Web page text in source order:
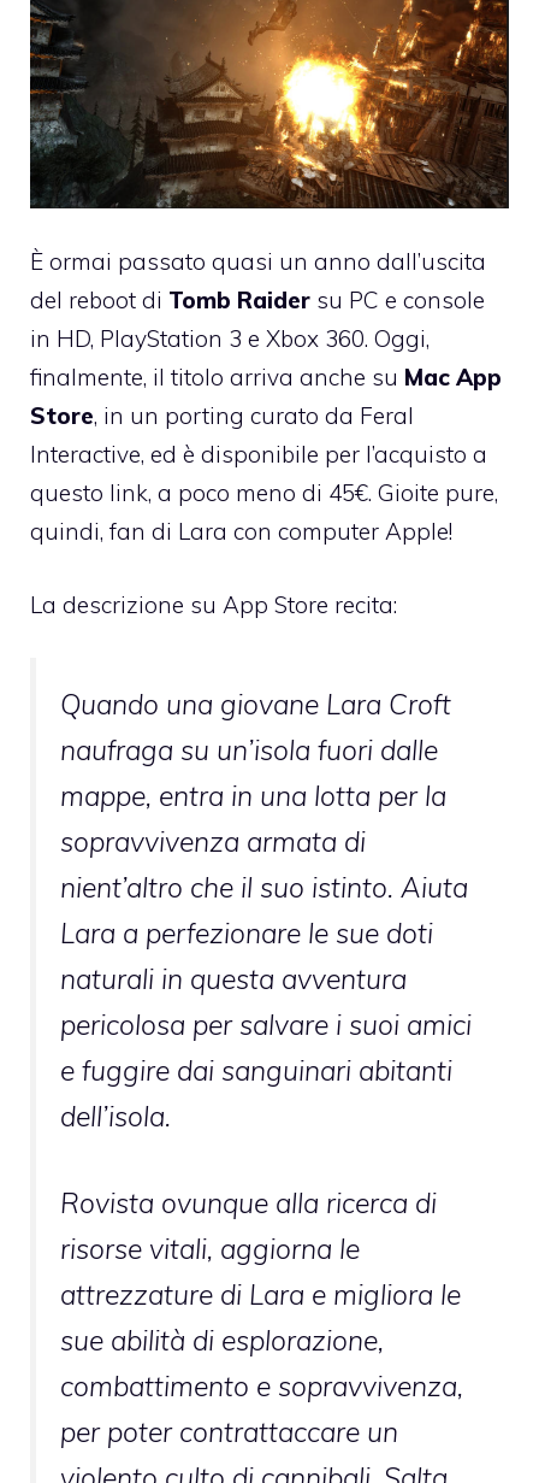
È ormai passato quasi un anno dall’uscita
del reboot di Tomb Raider su PC e console
in HD, PlayStation 3 e Xbox 360. Oggi,
finalmente, il titolo arriva anche su Mac App
Store, in un porting curato da Feral
Interactive, ed è disponibile per l’acquisto a
questo link, a poco meno di 45€. Gioite pure,
quindi, fan di Lara con computer Apple!
La descrizione su App Store recita:
Quando una giovane Lara Croft
naufraga su un’isola fuori dalle
mappe, entra in una lotta per la
sopravvivenza armata di
nient’altro che il suo istinto. Aiuta
Lara a perfezionare le sue doti
naturali in questa avventura
pericolosa per salvare i suoi amici
e fuggire dai sanguinari abitanti
dell’isola.
Rovista ovunque alla ricerca di
risorse vitali, aggiorna le
attrezzature di Lara e migliora le
sue abilità di esplorazione,
combattimento e sopravvivenza,
per poter contrattaccare un